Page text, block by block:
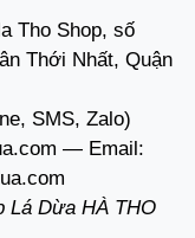
Tho Shop, số
Thới Nhất, Quận
SMS, Zalo)
— Email:
Lá Dừa HÀ THO